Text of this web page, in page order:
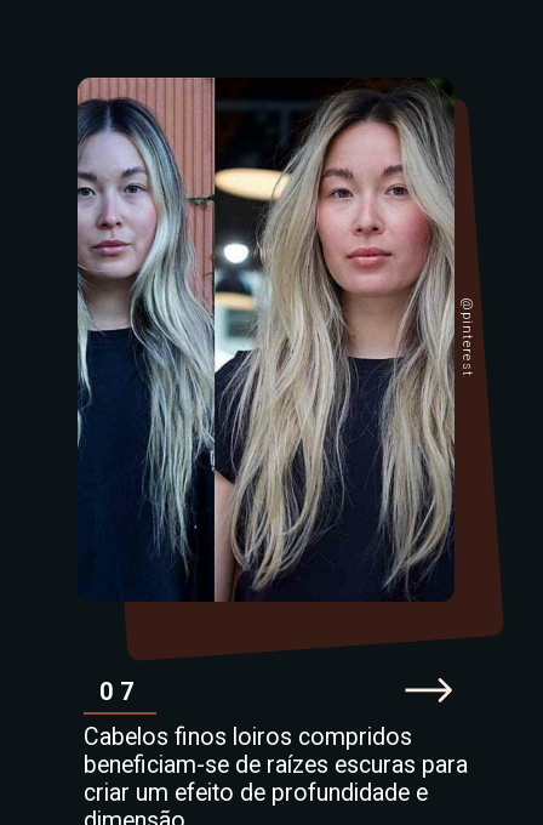
07
Cabelos finos loiros compridos
beneficiam-se de raízes escuras para
criar um efeito de profundidade e
@pinterest